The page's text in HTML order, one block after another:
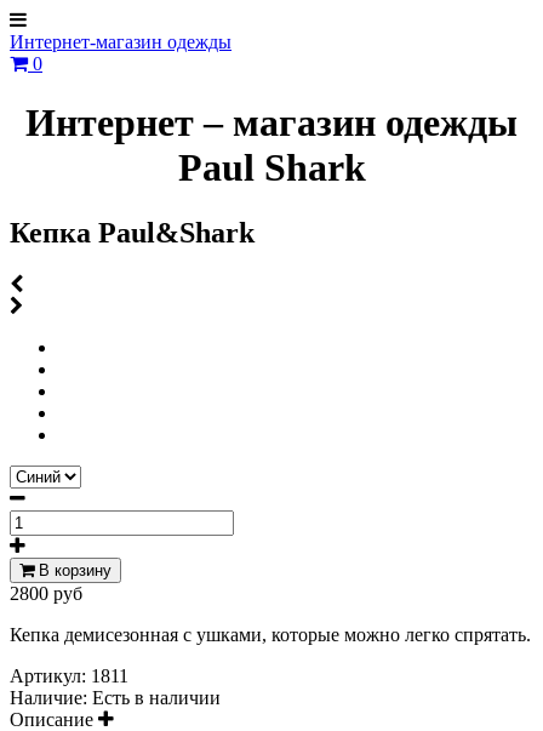
Интернет-магазин одежды
0
Интернет – магазин одежды
Paul Shark
Кепка Paul&Shark
В корзину
2800 руб
Кепка демисезонная с ушками, которые можно легко спрятать.
Артикул: 1811
Наличие: Есть в наличии
Описание